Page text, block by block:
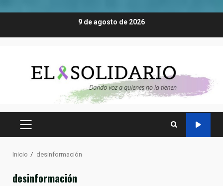
9 de agosto de 2026
MENÚ
Inicio desinformación
desinformación